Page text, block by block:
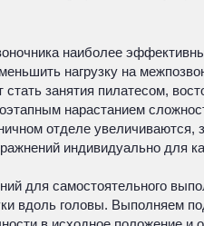
наиболее
нагрузку на
занятия пилатесом,
нарастанием
отделе увеличиваются,
индивидуально для
для самостоятельного
вдоль головы. Выполняем